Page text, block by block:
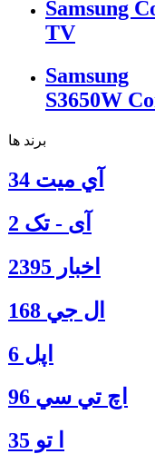
Samsung
TV
Samsung
S3650W
برند ها
آي ميت 34
آی - تک 2
اخبار 2395
ال جي 168
اپل 6
اچ تي سي 96
ا‍ تو 35